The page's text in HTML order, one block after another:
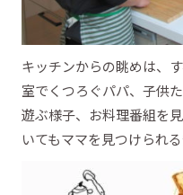
キッチンからの眺めは、
室でくつろぐパパ、子供
遊ぶ様子、お料理番組を
いてもママを見つけられる